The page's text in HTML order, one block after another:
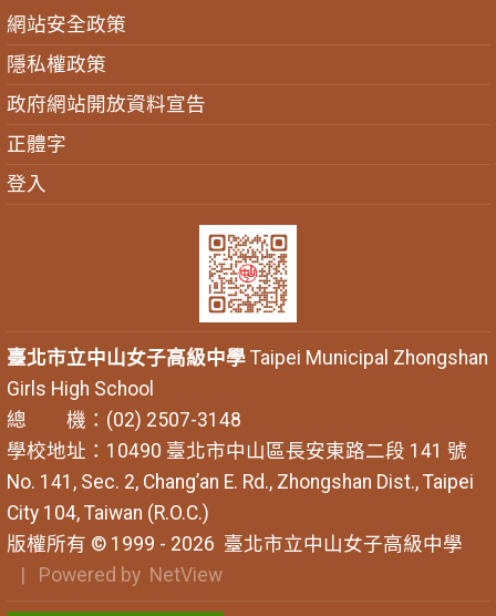
網站安全政策
隱私權政策
政府網站開放資料宣告
正體字
登入
臺北市立中山女子高級中學Taipei Municipal Zhongshan
Girls High School
總 機：(02) 2507-3148
學校地址：10490 臺北市中山區長安東路二段 141 號
No. 141, Sec. 2, Chang’an E. Rd., Zhongshan Dist., Taipei
City 104, Taiwan (R.O.C.)
版權所有 © 1999 - 2026 臺北市立中山女子高級中學
| Powered by NetView